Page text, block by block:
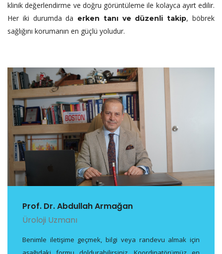
klinik değerlendirme ve doğru görüntüleme ile kolayca ayırt edilir.
Her iki durumda da erken tanı ve düzenli takip, böbrek
sağlığını korumanın en güçlü yoludur.
Prof. Dr. Abdullah Armağan
Üroloji Uzmanı
Benimle iletişime geçmek, bilgi veya randevu almak için